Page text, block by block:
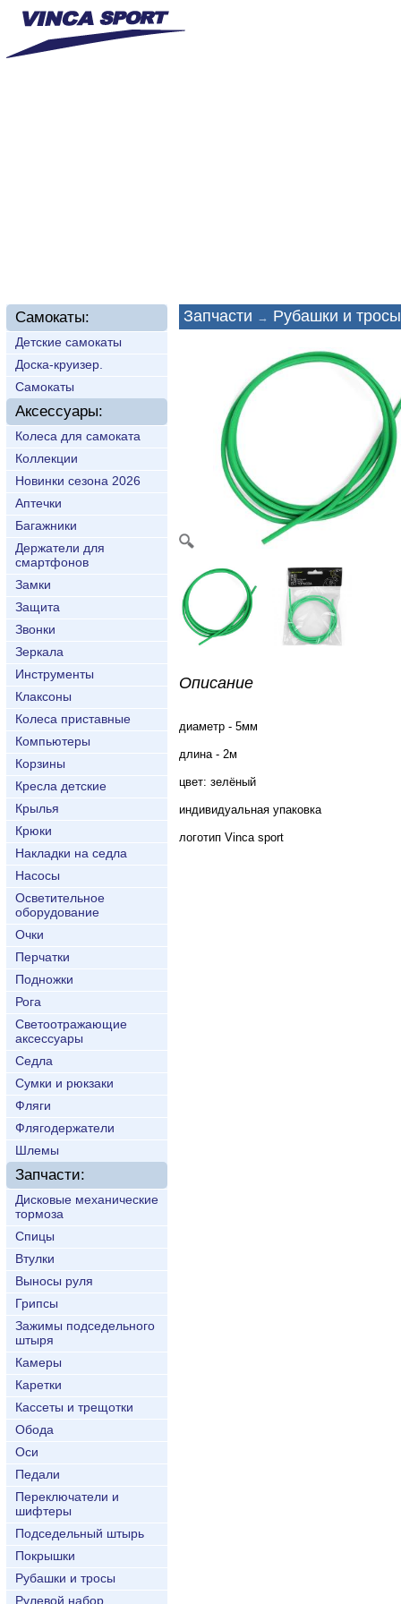
Самокаты:
Детские самокаты
Доска-круизер.
Самокаты
Аксессуары:
Колеса для самоката
Коллекции
Новинки сезона 2026
Аптечки
Багажники
Держатели для
смартфонов
Замки
Защита
Звонки
Зеркала
Инструменты
Клаксоны
Колеса приставные
Компьютеры
Корзины
Кресла детские
Крылья
Крюки
Накладки на седла
Насосы
Осветительное
оборудование
Очки
Перчатки
Подножки
Рога
Светоотражающие
аксессуары
Седла
Сумки и рюкзаки
Фляги
Флягодержатели
Шлемы
Запчасти:
Дисковые механические
тормоза
Спицы
Втулки
Выносы руля
Грипсы
Зажимы подседельного
штыря
Камеры
Каретки
Кассеты и трещотки
Обода
Оси
Педали
Переключатели и
шифтеры
Подседельный штырь
Покрышки
Рубашки и тросы
Рулевой набор
Запчасти → Рубашки и тросы
Описание
диаметр - 5мм
длина - 2м
цвет: зелёный
индивидуальная упаковка
логотип Vinca sport